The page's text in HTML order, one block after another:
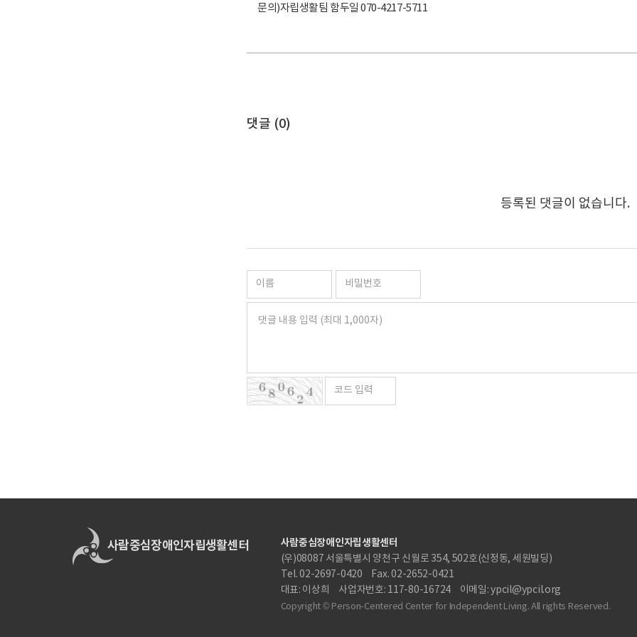
문의)자립생활팀 함두일 070-4217-5711
댓글 (0)
등록된 댓글이 없습니다.
사람중심장애인자립생활센터
(우)08087 서울특별시 양천구 신월로 354, 502호(신정동, 세원빌딩)
Tel. 02-2697-0420
Fax. 02-2652-0421
대표: 이상희
사업자번호: 117-80-16724 이메일: ypcil@ypcil.org
Copyright © Person-Centered Center for Independent Living. All rights Reserved.